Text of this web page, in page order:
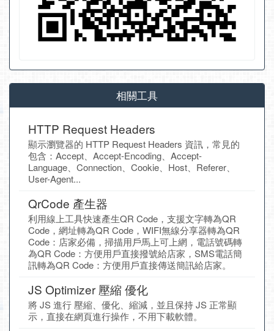
相關工具
HTTP Request Headers
顯示瀏覽器的 HTTP Request Headers 資訊，常見的
包含：Accept、Accept-Encoding、Accept-
Language、Connection、Cookie、Host、Referer、
User-Agent...
QrCode 產生器
利用線上工具快速產生QR Code，支援文字轉為QR
Code，網址轉為QR Code，WIFI無線分享器轉為QR
Code：店家必備，掃描用戶馬上可上網，電話號碼轉
為QR Code：方便用戶直接撥號給店家，SMS電話簡
訊轉為QR Code：方便用戶直接傳送簡訊給店家。
JS Optimizer 壓縮 優化
將 JS 進行 壓縮、優化、縮減，並且保持 JS 正常顯
示，直接在網頁進行操作，不用下載軟體。